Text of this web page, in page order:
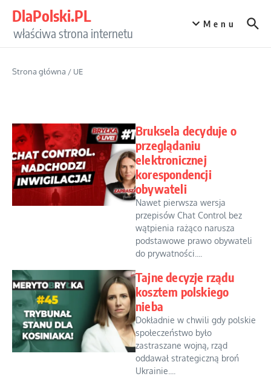
DlaPolski.PL
właściwa strona internetu
Menu
Strona główna / UE
Bruksela decyduje o
przeglądaniu
elektronicznej
korespondencji
obywateli
Nawet pierwsza wersja
przepisów Chat Control bez
wątpienia rażąco narusza
podstawowe prawo obywateli
do prywatności....
Tajne decyzje rządu
kosztem polskiego
nieba
Dokładnie w chwili gdy polskie
społeczeństwo było
zastraszane wojną, rząd
oddawał strategiczną broń
Ukrainie....